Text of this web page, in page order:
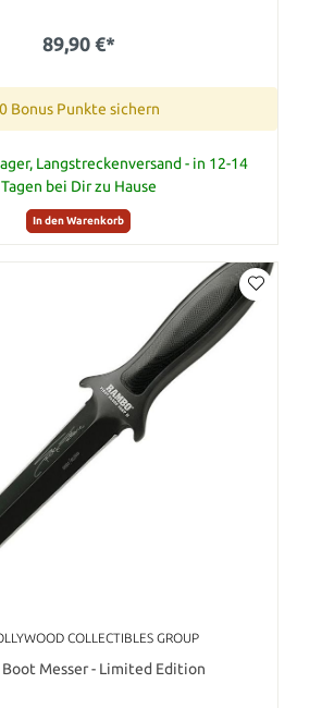
89,90 €*
Bonus Punkte sichern
Langstreckenversand - in 12-14
Tagen bei Dir zu Hause
In den Warenkorb
COLLECTIBLES GROUP
Boot Messer - Limited Edition